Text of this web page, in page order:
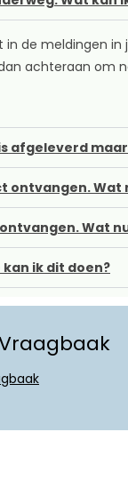
de meldingen
achteraan om
afgeleverd
ontvangen. Wat
Wat
ik dit doen?